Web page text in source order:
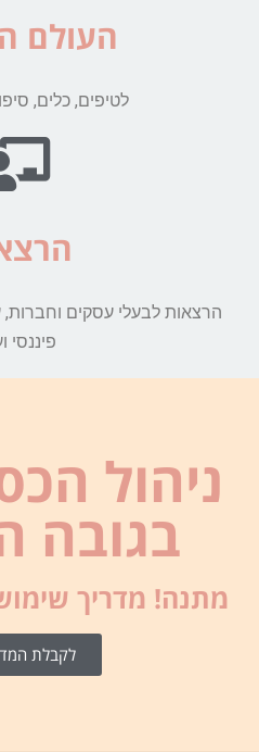
העולם
לטיפים, כלים,
הרצאות לבעלי עסקים וחברות,
פיננסי
ניהול
בגובה
מתנה! מדריך
לקבלת